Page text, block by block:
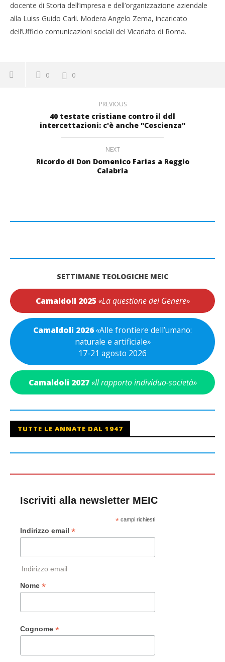
docente di Storia dell’impresa e dell’organizzazione aziendale
alla Luiss Guido Carli. Modera Angelo Zema, incaricato
dell’Ufficio comunicazioni sociali del Vicariato di Roma.
0 0
PREVIOUS
40 testate cristiane contro il ddl
intercettazioni: c'è anche "Coscienza"
NEXT
Ricordo di Don Domenico Farias a Reggio
Calabria
SETTIMANE TEOLOGICHE MEIC
Camaldoli 2025 «La questione del Genere»
Camaldoli 2026«Alle frontiere dell’umano:
naturale e artificiale»
17-21 agosto 2026
Camaldoli 2027 «Il rapporto individuo-società»
TUTTE LE ANNATE DAL 1947
Iscriviti alla newsletter MEIC
*campi richiesti
Indirizzo email *
Indirizzo email
Nome *
Cognome *